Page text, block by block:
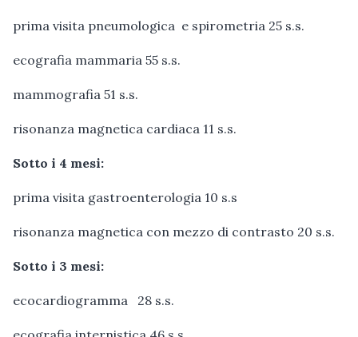
prima visita pneumologica e spirometria 25 s.s.
ecografia mammaria 55 s.s.
mammografia 51 s.s.
risonanza magnetica cardiaca 11 s.s.
Sotto i 4 mesi:
prima visita gastroenterologia 10 s.s
risonanza magnetica con mezzo di contrasto 20 s.s.
Sotto i 3 mesi:
ecocardiogramma 28 s.s.